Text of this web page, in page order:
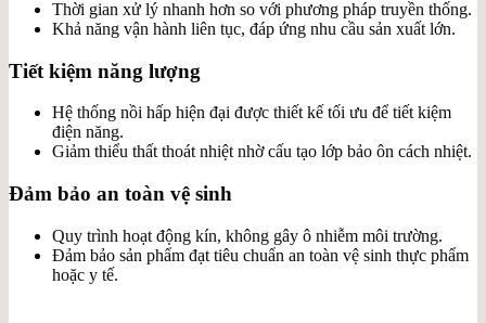
Thời gian xử lý nhanh hơn so với phương pháp truyền thống.
Khả năng vận hành liên tục, đáp ứng nhu cầu sản xuất lớn.
Tiết kiệm năng lượng
Hệ thống nồi hấp hiện đại được thiết kế tối ưu để tiết kiệm
điện năng.
Giảm thiểu thất thoát nhiệt nhờ cấu tạo lớp bảo ôn cách nhiệt.
Đảm bảo an toàn vệ sinh
Quy trình hoạt động kín, không gây ô nhiễm môi trường.
Đảm bảo sản phẩm đạt tiêu chuẩn an toàn vệ sinh thực phẩm
hoặc y tế.